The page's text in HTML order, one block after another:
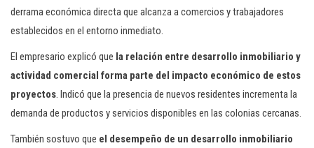
derrama económica directa que alcanza a comercios y trabajadores
establecidos en el entorno inmediato.
El empresario explicó que la relación entre desarrollo inmobiliario y
actividad comercial forma parte del impacto económico de estos
proyectos. Indicó que la presencia de nuevos residentes incrementa la
demanda de productos y servicios disponibles en las colonias cercanas.
También sostuvo que el desempeño de un desarrollo inmobiliario